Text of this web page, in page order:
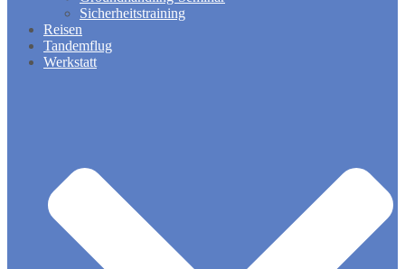
Sicherheitstraining
Reisen
Tandemflug
Werkstatt